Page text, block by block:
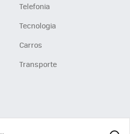
Telefonia
Tecnologia
Carros
Transporte